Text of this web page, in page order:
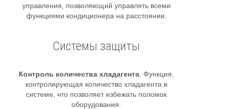
управления, позволяющий управлять всеми
функциями кондиционера на расстоянии.
Системы защиты
Контроль количества хладагента . Функция,
контролирующая количество хладагента в
системе, что позволяет избежать поломок
оборудования.